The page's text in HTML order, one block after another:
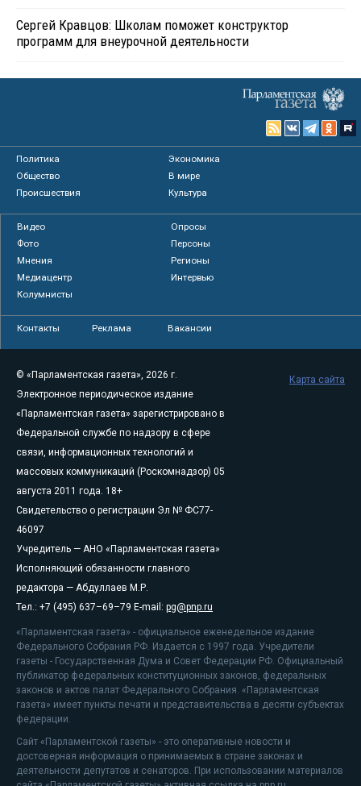
Сергей Кравцов: Школам поможет конструктор
программ для внеурочной деятельности
Политика
Экономика
Общество
В мире
Происшествия
Культура
Видео
Опросы
Фото
Персоны
Мнения
Регионы
Медиацентр
Интервью
Колумнисты
Контакты Реклама Вакансии
© «Парламентская газета», 2026 г.
Электронное периодическое издание
«Парламентская газета» зарегистрировано в
Федеральной службе по надзору в сфере
связи, информационных технологий и
массовых коммуникаций (Роскомнадзор) 05
августа 2011 года. 18+
Свидетельство о регистрации Эл № ФС77-
46097
Учредитель — АНО «Парламентская газета»
Исполняющий обязанности главного
редактора — Абдуллаев М.Р.
Тел.: +7 (495) 637–69–79 E-mail: pg@pnp.ru
«Парламентская газета» - официальное еженедельное издание
Федерального Собрания РФ. Издается с 1997 года. Учредители
газеты - Государственная Дума и Совет Федерации РФ. Официальный
публикатор федеральных конституционных законов, федеральных
законов и актов палат Федерального Собрания. «Парламентская
газета» имеет пункты печати и представительства в десяти субъектах
федерации.
Сайт «Парламентской газеты» - это оперативные новости и
достоверная информация о принимаемых в стране законах и
деятельности депутатов и сенаторов. При использовании материалов
Карта сайта